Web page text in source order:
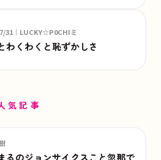
31｜LUCKY☆P0CHIミ
わくわくと恥ずかしさ
気記事
るのジョンサイクスこと忽那で